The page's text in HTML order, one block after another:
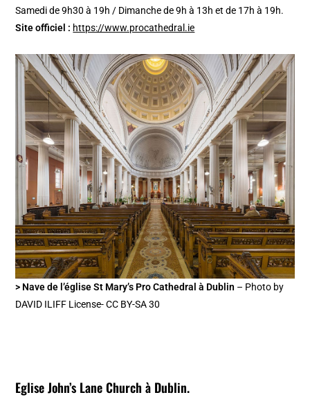
Samedi de 9h30 à 19h / Dimanche de 9h à 13h et de 17h à 19h.
Site officiel : https://www.procathedral.ie
> Nave de l’église St Mary’s Pro Cathedral à Dublin – Photo by
DAVID ILIFF License- CC BY-SA 30
Eglise John’s Lane Church à Dublin.